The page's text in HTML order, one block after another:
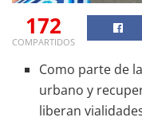
172
COMPARTIDOS
Como parte de
urbano y
liberan